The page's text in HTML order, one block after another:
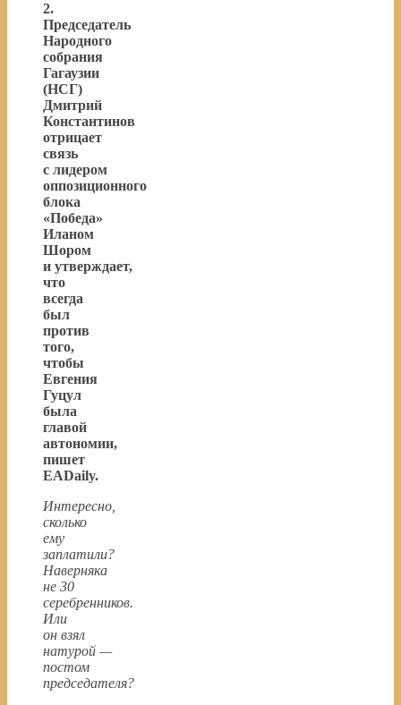
2.
Председатель
Народного
собрания
Гагаузии
(НСГ)
Дмитрий
Константинов
отрицает
связь
с лидером
оппозиционного
блока
«Победа»
Иланом
Шором
и утверждает,
что
всегда
был
против
того,
чтобы
Евгения
Гуцул
была
главой
автономии,
пишет
EADaily.
Интересно,
сколько
ему
заплатили?
Наверняка
не 30
серебренников.
Или
он взял
натурой —
постом
председателя?